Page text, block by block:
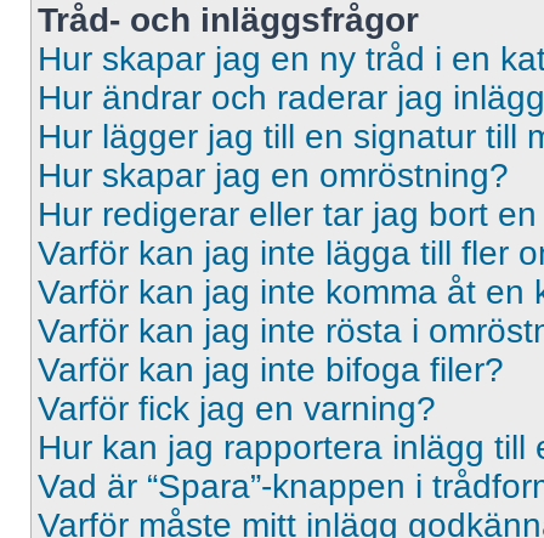
Tråd- och inläggsfrågor
Hur skapar jag en ny tråd i en
Hur ändrar och raderar jag
Hur lägger jag till en signatur till
Hur skapar jag en omröstning?
Hur redigerar eller tar jag bort
Varför kan jag inte lägga till fler
Varför kan jag inte komma åt en
Varför kan jag inte rösta i
Varför kan jag inte bifoga filer?
Varför fick jag en varning?
Hur kan jag rapportera inlägg till
Vad är “Spara”-knappen i
Varför måste mitt inlägg